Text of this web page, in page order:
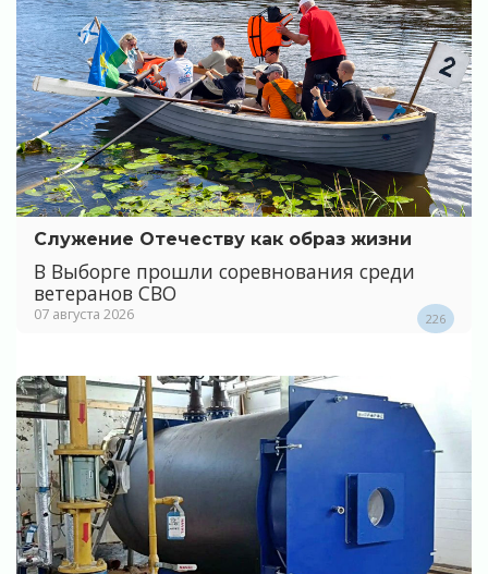
Служение Отечеству как образ жизни
В Выборге прошли соревнования среди
ветеранов СВО
07 августа 2026 226